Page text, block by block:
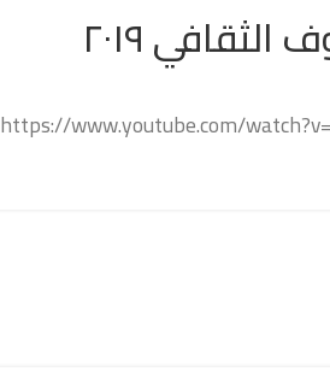
٢٠١٩
https://www.youtube.com/